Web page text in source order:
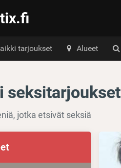
tarjoukset Alueet
seksitarjoukset
jotka etsivät seksiä